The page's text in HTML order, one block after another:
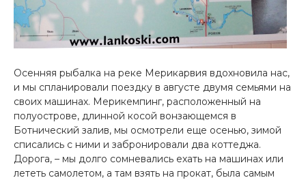
Осенняя рыбалка на реке Мерикарвия вдохновила нас,
и мы спланировали поездку в августе двумя семьями на
своих машинах. Мерикемпинг, расположенный на
полуострове, длинной косой вонзающемся в
Ботнический залив, мы осмотрели еще осенью, зимой
списались с ними и забронировали два коттеджа.
Дорога, – мы долго сомневались ехать на машинах или
лететь самолетом, а там взять на прокат, была самым